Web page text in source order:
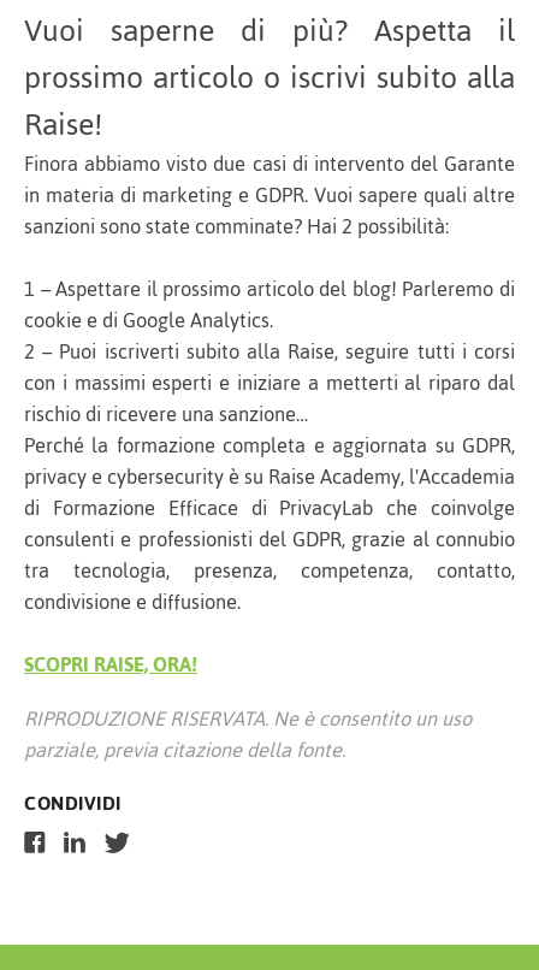
Vuoi saperne di più? Aspetta il
prossimo articolo o iscrivi subito alla
Raise!
Finora abbiamo visto due casi di intervento del Garante
in materia di marketing e GDPR. Vuoi sapere quali altre
sanzioni sono state comminate? Hai 2 possibilità:
1 – Aspettare il prossimo articolo del blog! Parleremo di
cookie e di Google Analytics.
2 – Puoi iscriverti subito alla Raise, seguire tutti i corsi
con i massimi esperti e iniziare a metterti al riparo dal
rischio di ricevere una sanzione…
Perché la formazione completa e aggiornata su GDPR,
privacy e cybersecurity è su Raise Academy, l'Accademia
di Formazione Efficace di PrivacyLab che coinvolge
consulenti e professionisti del GDPR, grazie al connubio
tra tecnologia, presenza, competenza, contatto,
condivisione e diffusione.
SCOPRI RAISE, ORA!
RIPRODUZIONE RISERVATA. Ne è consentito un uso
parziale, previa citazione della fonte.
CONDIVIDI